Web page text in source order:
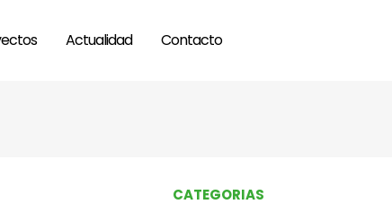
Actualidad Contacto
CATEGORIAS